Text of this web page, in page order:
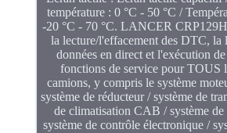
température : 0 °C - 50 °C /
-20 °C - 70 °C. LANCER
la lecture/l'effacement des DTC, la
données en direct et l'exécution
fonctions de service pour TOUS
camions, y compris le système
système de réducteur / système de
de climatisation CAB / système
système de contrôle électronique /